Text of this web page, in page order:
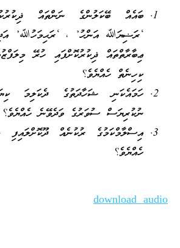
ބައެއް ބޭކަލުންގެ ނަންތައް
‘ރަޟިޔަﷲ އަންހު’ ، ‘ރަޙިމަހުﷲ’
ޢިބާރާތްތައް ޛިކުރުކޮށްފައި ހުރޭ
ކިހިނެތް ހެއްޔެވެ؟
ހަމައެކަނި ޝަހާދަތުގެ ދެކަލިމަ
ނުކުރިޔަސް ސުވަރުގެ ވަދެވޭނެ ހެއްޔެވެ؟
އިސްލާމްކަމުގެ ރުކުނެއް
ހެއްޔެވެ؟
download audio